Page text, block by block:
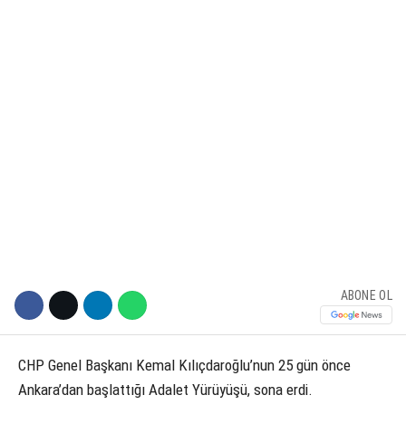
ABONE OL
CHP Genel Başkanı Kemal Kılıçdaroğlu’nun 25 gün önce
Ankara’dan başlattığı Adalet Yürüyüşü, sona erdi.